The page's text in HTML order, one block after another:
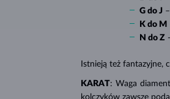
G do J –
K do M
N do Z
Istnieją też fantazyjne,
KARAT: Waga
kolczyków zawsze